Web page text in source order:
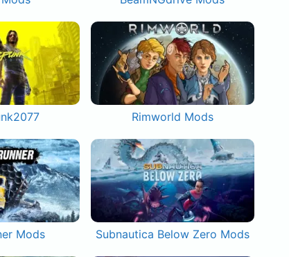
Rimworld Mods
Mods Subnautica Below Zero Mods